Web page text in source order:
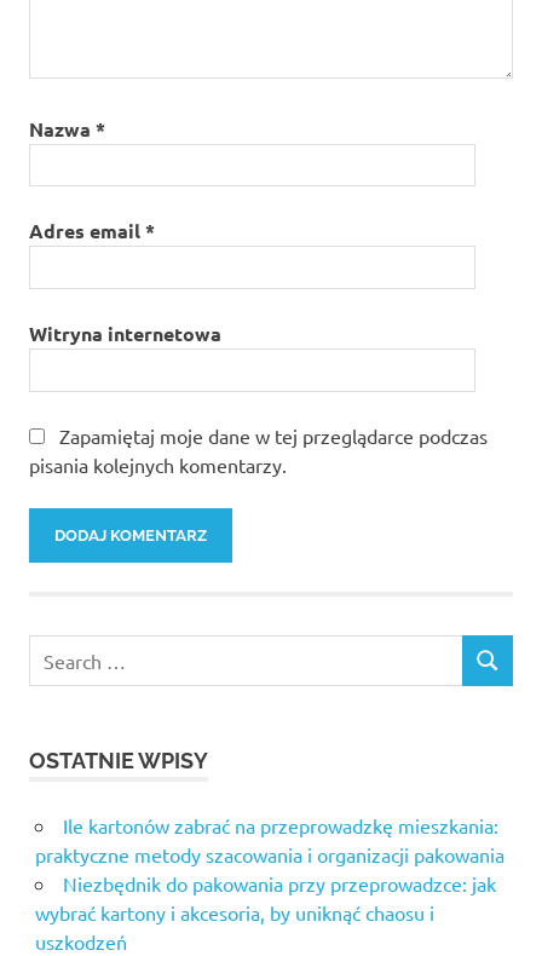
Nazwa *
Adres email*
Witryna internetowa
Zapamiętaj moje dane w tej przeglądarce podczas
pisania kolejnych komentarzy.
for:
SEARCH
OSTATNIE WPISY
Ile kartonów zabrać na przeprowadzkę mieszkania:
praktyczne metody szacowania i organizacji pakowania
Niezbędnik do pakowania przy przeprowadzce: jak
wybrać kartony i akcesoria, by uniknąć chaosu i
uszkodzeń